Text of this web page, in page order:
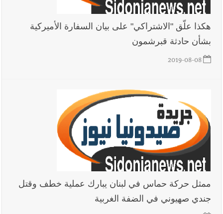
هكذا علّق "الاشتراكي" على بيان السفارة الأميركية
بشأن حادثة قبرشمون
2019-08-08
ممثل حركة حماس في لبنان يبارك عملية خطف وقتل
جندي صهيوني في الضفة الغربية